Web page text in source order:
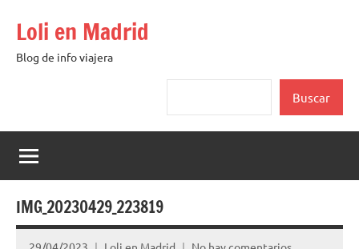
contenido
Loli en Madrid
Blog de info viajera
Buscar
IMG_20230429_223819